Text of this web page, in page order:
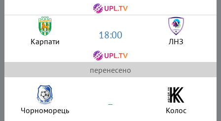
Карпати 18:00 ЛНЗ
перенесено
Чорноморець – Колос